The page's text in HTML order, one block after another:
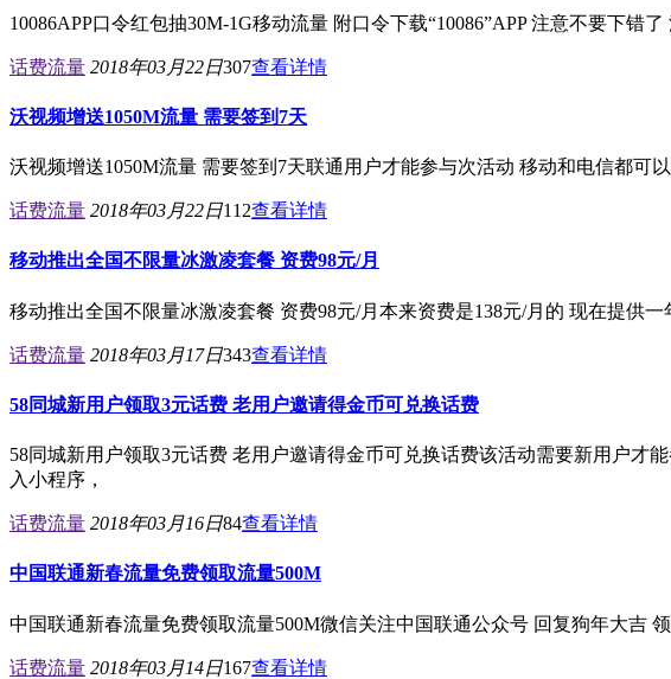
10086APP口令红包抽30M-1G移动流量 附口令下载“10086”APP 注意不要下
话费流量 2018年03月22日307查看详情
沃视频增送1050M流量 需要签到7天
沃视频增送1050M流量 需要签到7天联通用户才能参与次活动 移动和电信都可
话费流量 2018年03月22日112查看详情
移动推出全国不限量冰激凌套餐 资费98元/月
移动推出全国不限量冰激凌套餐 资费98元/月本来资费是138元/月的 现在提供
话费流量 2018年03月17日343查看详情
58同城新用户领取3元话费 老用户邀请得金币可兑换话费
58同城新用户领取3元话费 老用户邀请得金币可兑换话费该活动需要新用户才
入小程序，
话费流量 2018年03月16日84查看详情
中国联通新春流量免费领取流量500M
中国联通新春流量免费领取流量500M微信关注中国联通公众号 回复狗年大吉
话费流量 2018年03月14日167查看详情